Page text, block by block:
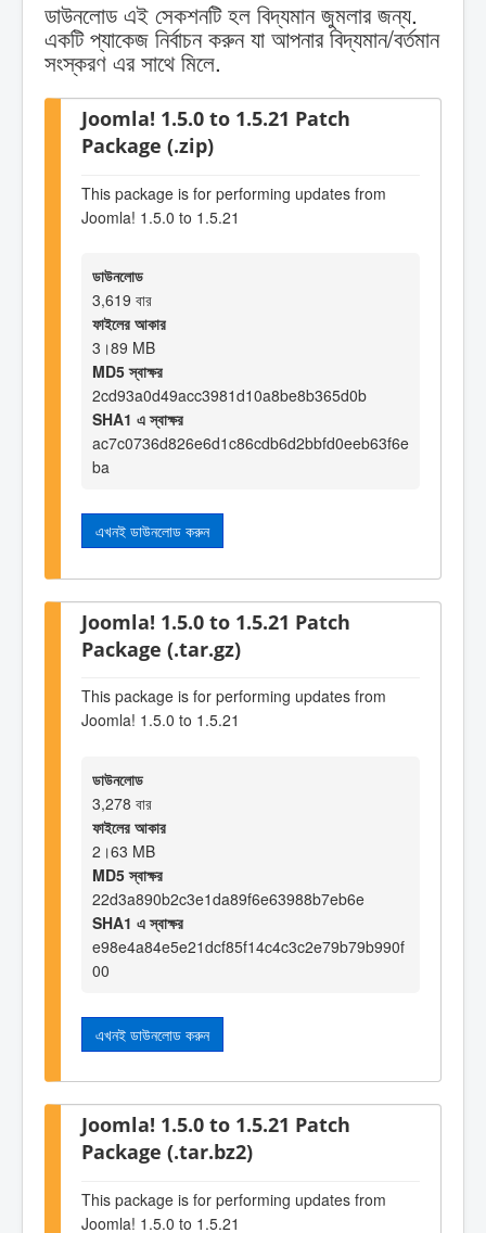
ডাউনলোড এই সেকশনটি হল বিদ্যমান জুমলার জন্য.
একটি প্যাকেজ নির্বাচন করুন যা আপনার বিদ্যমান/বর্তমান
সংস্করণ এর সাথে মিলে.
Joomla! 1.5.0 to 1.5.21 Patch
Package (.zip)
This package is for performing updates from
Joomla! 1.5.0 to 1.5.21
ডাউনলোড
3,619 বার
ফাইলের আকার
3।89 MB
MD5 স্বাক্ষর
2cd93a0d49acc3981d10a8be8b365d0b
SHA1 এ স্বাক্ষর
ac7c0736d826e6d1c86cdb6d2bbfd0eeb63f6e
ba
এখনই ডাউনলোড করুন
Joomla! 1.5.0 to 1.5.21 Patch
Package (.tar.gz)
This package is for performing updates from
Joomla! 1.5.0 to 1.5.21
ডাউনলোড
3,278 বার
ফাইলের আকার
2।63 MB
MD5 স্বাক্ষর
22d3a890b2c3e1da89f6e63988b7eb6e
SHA1 এ স্বাক্ষর
e98e4a84e5e21dcf85f14c4c3c2e79b79b990f
00
এখনই ডাউনলোড করুন
Joomla! 1.5.0 to 1.5.21 Patch
Package (.tar.bz2)
This package is for performing updates from
Joomla! 1.5.0 to 1.5.21